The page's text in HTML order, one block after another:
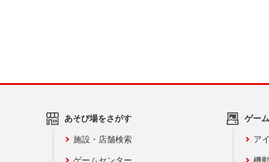
あそび場をさがす
施設・店舗検索
ゲー
ア